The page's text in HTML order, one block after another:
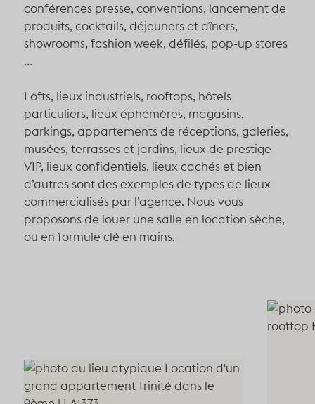
75009
75010
75013
75014
75015
75016
75017
75018
75019
75020
75116
93000
94000
conférences presse, conventions, lancement de
produits, cocktails, déjeuners et dîners,
showrooms, fashion week, défilés, pop-up stores
…
Lofts, lieux industriels, rooftops, hôtels
particuliers, lieux éphémères, magasins,
parkings, appartements de réceptions, galeries,
musées, terrasses et jardins, lieux de prestige
VIP, lieux confidentiels, lieux cachés et bien
d’autres sont des exemples de types de lieux
commercialisés par l’agence. Nous vous
proposons de louer une salle en location sèche,
ou en formule clé en mains.